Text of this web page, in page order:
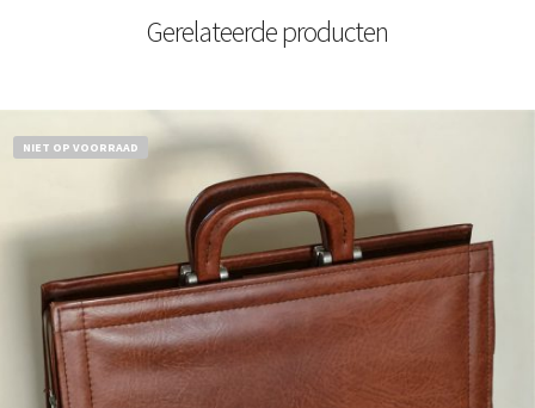
Gerelateerde producten
NIET OP VOORRAAD